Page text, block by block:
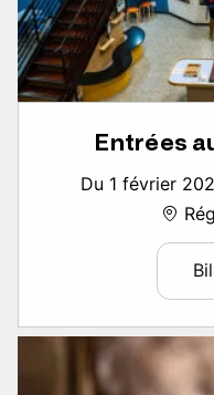
Entrées
Du 1 février